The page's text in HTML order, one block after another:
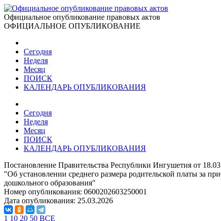
Официальное опубликование правовых актов
ОФИЦИАЛЬНОЕ ОПУБЛИКОВАНИЕ
Сегодня
Неделя
Месяц
ПОИСК
КАЛЕНДАРЬ ОПУБЛИКОВАНИЯ
Сегодня
Неделя
Месяц
ПОИСК
КАЛЕНДАРЬ ОПУБЛИКОВАНИЯ
Постановление Правительства Республики Ингушетия от
"Об установлении среднего размера родительской платы за
дошкольного образования"
Номер опубликования: 0600202603250001
Дата опубликования: 25.03.2026
1 10 20 50 ВСЕ